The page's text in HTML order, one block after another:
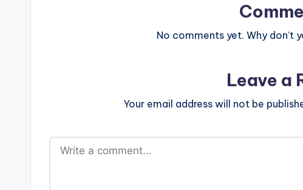
No comments yet. Why don’t
Leave a
Your email address will not be